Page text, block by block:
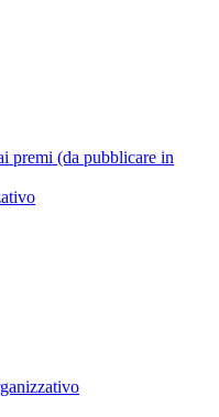
premi (da pubblicare in